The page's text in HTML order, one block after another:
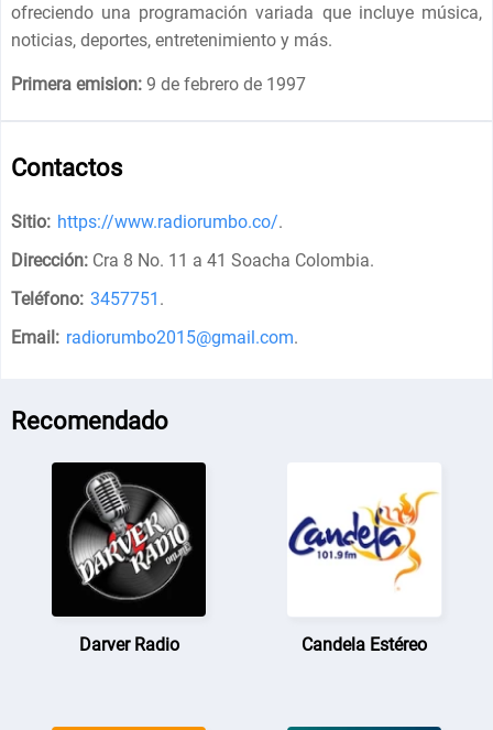
ofreciendo una programación variada que incluye música,
noticias, deportes, entretenimiento y más.
Primera emision: 9 de febrero de 1997
Contactos
Sitio: https://www.radiorumbo.co/.
Dirección: Cra 8 No. 11 a 41 Soacha Colombia.
Teléfono: 3457751 .
Email: radiorumbo2015@gmail.com.
Recomendado
Darver Radio Candela Estéreo